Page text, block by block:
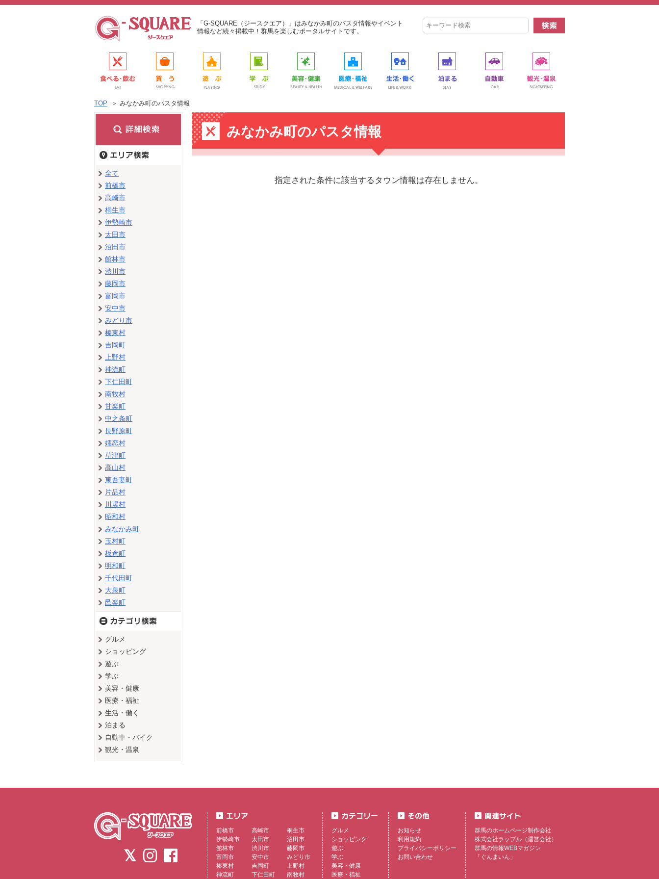
「G-SQUARE（ジースクエア）」はみなかみ町のパスタ情報やイベント
情報など続々掲載中！群馬を楽しむポータルサイトです。
TOP ＞ みなかみ町のパスタ情報
みなかみ町のパスタ情報
指定された条件に該当するタウン情報は存在しません。
全て
前橋市
高崎市
桐生市
伊勢崎市
太田市
沼田市
館林市
渋川市
藤岡市
富岡市
安中市
みどり市
榛東村
吉岡町
上野村
神流町
下仁田町
南牧村
甘楽町
中之条町
長野原町
嬬恋村
草津町
高山村
東吾妻町
片品村
川場村
昭和村
みなかみ町
玉村町
板倉町
明和町
千代田町
大泉町
邑楽町
グルメ
ショッピング
遊ぶ
学ぶ
美容・健康
医療・福祉
生活・働く
泊まる
自動車・バイク
観光・温泉
前橋市 高崎市
桐生市
伊勢崎市
太田市
沼田市
館林市
渋川市
藤岡市
富岡市
安中市
みどり市
榛東村
吉岡町
上野村
神流町
下仁田町 南牧村
グルメ
ショッピング
遊ぶ
学ぶ
美容・健康
医療・福祉
お知らせ
利用規約
プライバシーポリシー
お問い合わせ
群馬のホームページ制作会社
株式会社ラップル （運営会社）
群馬の情報WEBマガジン
「ぐんまいん」